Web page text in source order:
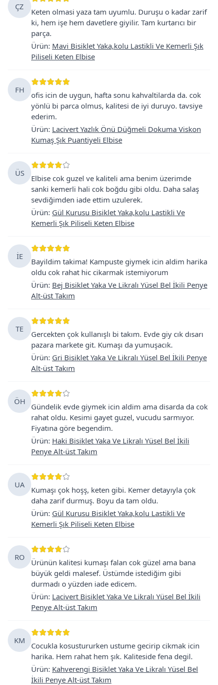
ÇZ
Keten olmasi yaza tam uyumlu. Duruşu o kadar zarif
ki, hem işe hem davetlere giyilir. Tam kurtarıcı bir
parça.
Ürün: Mavi Bisiklet Yaka,kolu Lastikli Ve Kemerli Şık
Piliseli Keten Elbise
FH
ofis icin de uygun, hafta sonu kahvaltilarda da. cok
yönlü bi parca olmus, kalitesi de iyi duruyo. tavsiye
ederim.
Ürün: Lacivert Yazlık Önü Düğmeli Dokuma Viskon
Kumaş Şık Puantiyeli Elbise
ÜS
Elbise cok guzel ve kaliteli ama benim üzerimde
sanki kemerli hali cok boğdu gibi oldu. Daha salaş
sevdiğimden iade ettim uzulerek.
Ürün: Gül Kurusu Bisiklet Yaka,kolu Lastikli Ve
Kemerli Şık Piliseli Keten Elbise
İE
Bayildim takima! Kampuste giymek icin aldim harika
oldu cok rahat hic cikarmak istemiyorum
Ürün: Bej Bisiklet Yaka Ve Likralı Yüsel Bel İkili Penye
Alt-üst Takım
TE
Gercekten çok kullanışlı bi takım. Evde giy cık dısarı
pazara markete git. Kumaşı da yumuşacık.
Ürün: Gri Bisiklet Yaka Ve Likralı Yüsel Bel İkili Penye
Alt-üst Takım
ÖH
Gündelik evde giymek icin aldim ama disarda da cok
rahat oldu. Kesimi gayet guzel, vucudu sarmıyor.
Fiyatına göre begendim.
Ürün: Haki Bisiklet Yaka Ve Likralı Yüsel Bel İkili
Penye Alt-üst Takım
UA
Kumaşı çok hoşş, keten gibi. Kemer detayıyla çok
daha zarif durmuş. Boyu da tam oldu.
Ürün: Gül Kurusu Bisiklet Yaka,kolu Lastikli Ve
Kemerli Şık Piliseli Keten Elbise
RO
Ürünün kalitesi kumaşı falan cok güzel ama bana
büyük geldi malesef. Üstümde istediğim gibi
durmadı o yüzden iade edicem.
Ürün: Lacivert Bisiklet Yaka Ve Likralı Yüsel Bel İkili
Penye Alt-üst Takım
KM
Cocukla kosustururken ustume gecirip cikmak icin
harika. Hem rahat hem şık. Kaliteside fena degil.
Ürün: Kahverengi Bisiklet Yaka Ve Likralı Yüsel Bel
İkili Penye Alt-üst Takım